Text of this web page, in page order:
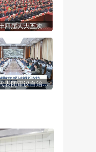
自治区十四届人大五次会议胜利闭幕
包头市代表团审议自治区人大常委会工作报告和法检“两院”工作报告